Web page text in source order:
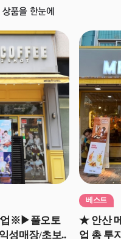
업※▶풀오토
성매장/초보..
베스트
★ 안산
업 총 투